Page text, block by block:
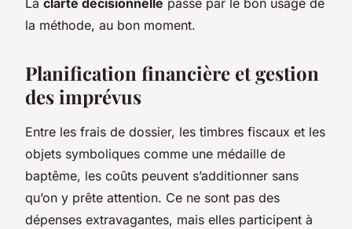
La clarté décisionnelle passe par le bon usage de
la méthode, au bon moment.
Planification financière et gestion
des imprévus
Entre les frais de dossier, les timbres fiscaux et les
objets symboliques comme une médaille de
baptême, les coûts peuvent s’additionner sans
qu’on y prête attention. Ce ne sont pas des
dépenses extravagantes, mais elles participent à